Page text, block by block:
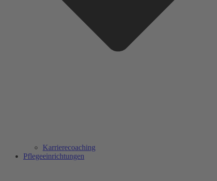
Karrierecoaching
Pflegeeinrichtungen